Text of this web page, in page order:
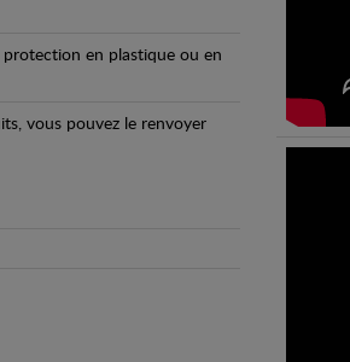
en plastique ou en
vous pouvez le renvoyer